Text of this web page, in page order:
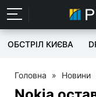
ОБСТРІЛ КИЄВА
Головна » Новини